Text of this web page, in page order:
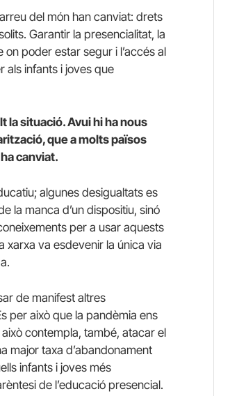
del món han canviat: drets
Garantir la presencialitat, la
poder estar segur i l’accés al
als infants i joves que
la situació. Avui hi ha nous
que a molts països
canviat.
algunes desigualtats es
la manca d’un dispositiu, sinó
per a usar aquests
xarxa va esdevenir la única via
de manifest altres
per això que la pandèmia ens
això contempla, també, atacar el
major taxa d’abandonament
infants i joves més
de l’educació presencial.